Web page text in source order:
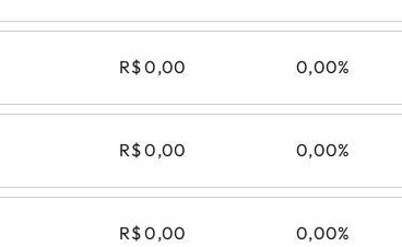
R$ 0,00 0,00%
R$ 0,00 0,00%
R$ 0,00 0,00%